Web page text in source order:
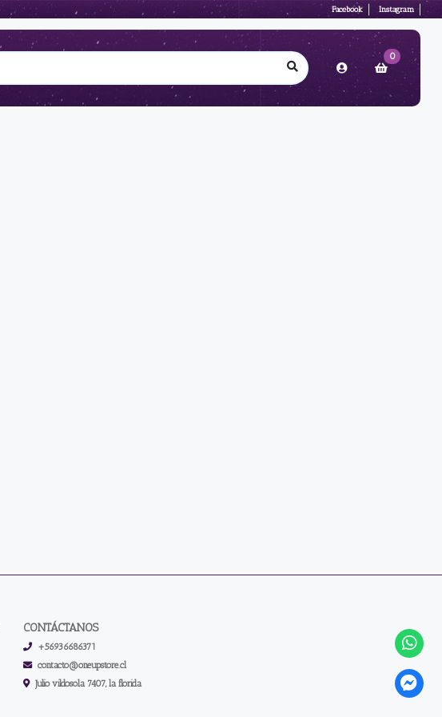
Facebook Instagram
0
CONTÁCTANOS
+56936686371
contacto@oneupstore.cl
Julio vildosola 7407, la florida